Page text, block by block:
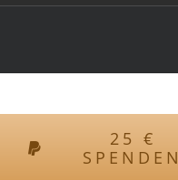
25 €
SPENDEN